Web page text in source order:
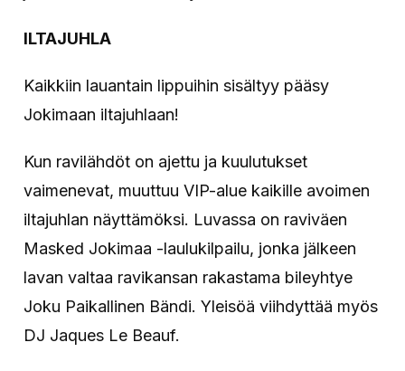
ILTAJUHLA
Kaikkiin lauantain lippuihin sisältyy pääsy
Jokimaan iltajuhlaan!
Kun ravilähdöt on ajettu ja kuulutukset
vaimenevat, muuttuu VIP-alue kaikille avoimen
iltajuhlan näyttämöksi. Luvassa on raviväen
Masked Jokimaa -laulukilpailu, jonka jälkeen
lavan valtaa ravikansan rakastama bileyhtye
Joku Paikallinen Bändi. Yleisöä viihdyttää myös
DJ Jaques Le Beauf.